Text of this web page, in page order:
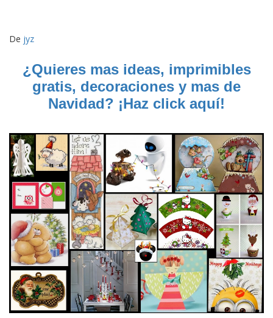
De jyz
¿Quieres mas ideas, imprimibles
gratis, decoraciones y mas de
Navidad? ¡Haz click aquí!